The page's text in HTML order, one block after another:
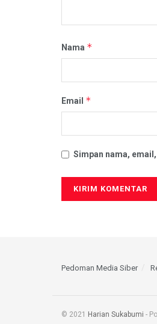
Nama *
Email *
Simpan nama,
Pedoman Media Siber
© 2021 Harian Sukabumi -